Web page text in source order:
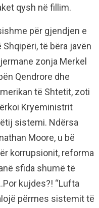
qysh në fillim.
për gjendjen e
të bëra javën
zonja Merkel
Qendrore dhe
të Shtetit, zoti
Kryeministrit
sistemi. Ndërsa
Moore, u bë
korrupsionit, reforma
sfida shumë të
kujdes?! “Lufta
përmes sistemit të